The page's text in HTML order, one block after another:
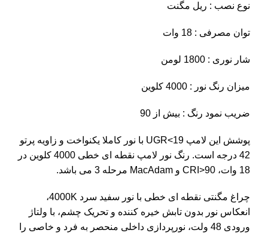
نوع نصب : ریل مگنت
توان مصرفی : 18 وات
شار نوری : 1800 لومن
میزان رنگ نور : 4000 کلوین
ضریب نمود رنگ : بیش از 90
پوشش این لامپ UGR<19 با نور کاملا یکنواخت و زاویه پرتو
42 درجه است. رنگ نور لامپ نقطه ای خطی 4000 کلوین در
18 وات، CRI>90 و MacAdam مرحله 3 می باشد.
چراغ مگنتی نقطه ای خطی با نور سفید سرد 4000K،
انعکاس نور بدون تابش خیره کننده و تحریک چشم، با ولتاژ
ورودی 48 ولت، نورپردازی داخلی منحصر به فرد و خاصی را